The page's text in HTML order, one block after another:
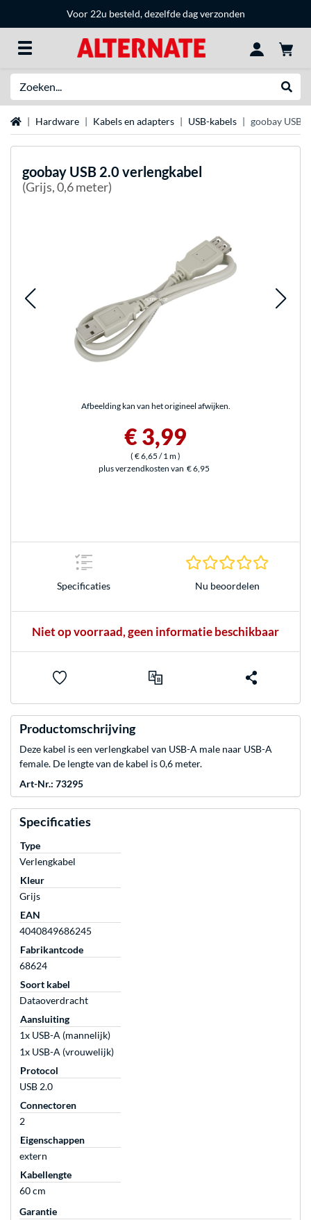
Voor 22u besteld, dezelfde dag verzonden
Home Hardware Kabels en adapters USB-kabels goobay USB
goobay USB 2.0 verlengkabel
(Grijs, 0,6 meter)
Afbeelding kan van het origineel afwijken.
€ 3,99
( € 6,65 / 1 m)
plus verzendkosten van € 6,95
Specificaties Nu beoordelen
Niet op voorraad, geen informatie beschikbaar
Productomschrijving
Deze kabel is een verlengkabel van USB-A male naar USB-A
female. De lengte van de kabel is 0,6 meter.
Art-Nr.: 73295
Specificaties
Type
Verlengkabel
Kleur
Grijs
EAN
4040849686245
Fabrikantcode
68624
Soort kabel
Dataoverdracht
Aansluiting
1x USB-A (mannelijk)
1x USB-A (vrouwelijk)
Protocol
USB 2.0
Connectoren
2
Eigenschappen
extern
Kabellengte
60 cm
Garantie